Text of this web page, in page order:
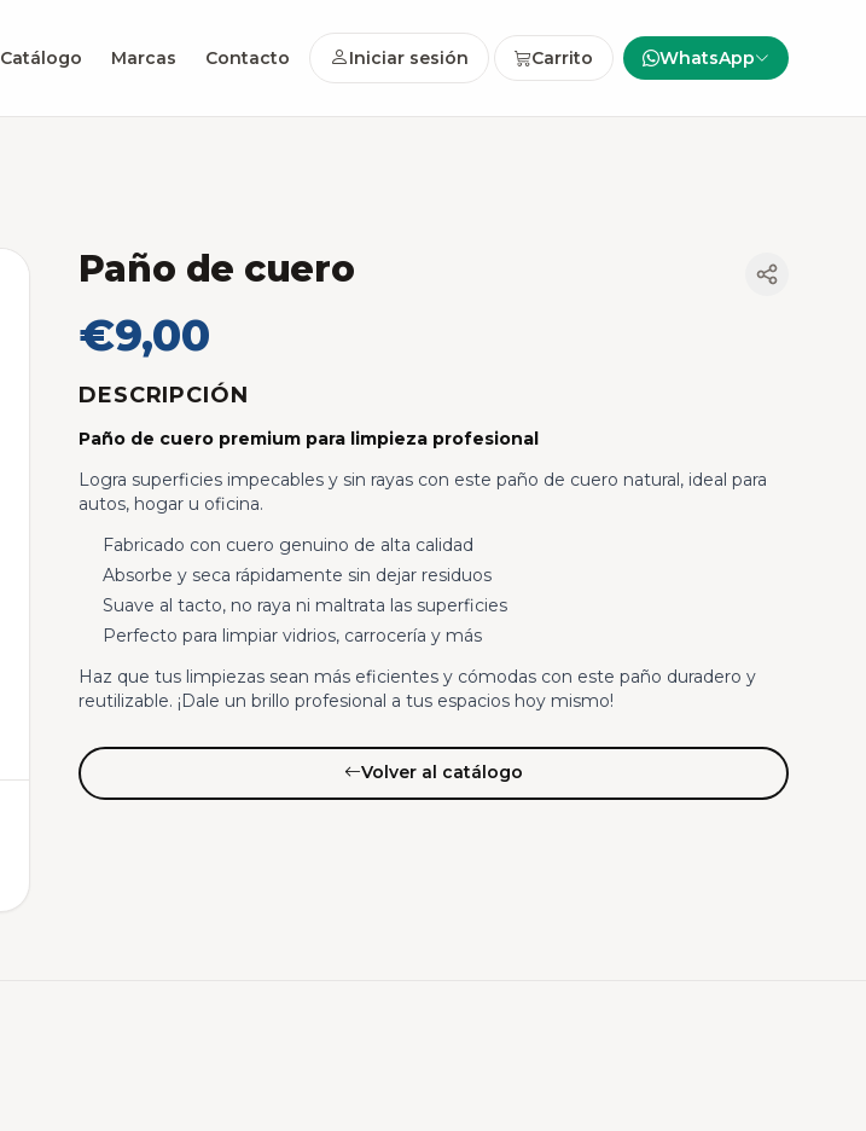
Catálogo Marcas Contacto Iniciar sesión Carrito WhatsApp
Paño de cuero
€9,00
DESCRIPCIÓN
Paño de cuero premium para limpieza profesional
Logra superficies impecables y sin rayas con este paño de cuero natural, ideal para
autos, hogar u oficina.
Fabricado con cuero genuino de alta calidad
Absorbe y seca rápidamente sin dejar residuos
Suave al tacto, no raya ni maltrata las superficies
Perfecto para limpiar vidrios, carrocería y más
Haz que tus limpiezas sean más eficientes y cómodas con este paño duradero y
reutilizable. ¡Dale un brillo profesional a tus espacios hoy mismo!
Volver al catálogo